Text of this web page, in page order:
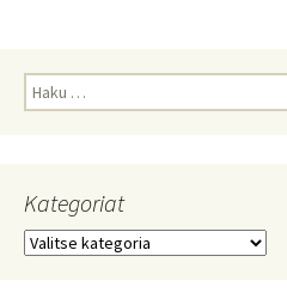
Haku:
Kategoriat
Kategoriat